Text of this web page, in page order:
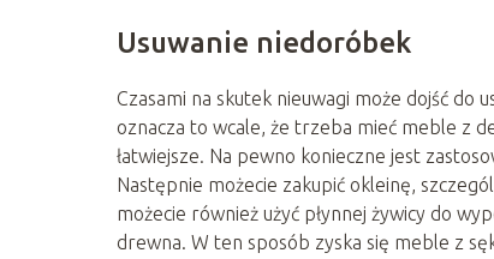
Usuwanie niedoróbek
Czasami na skutek nieuwagi może dojść do
oznacza to wcale, że trzeba mieć meble z
łatwiejsze. Na pewno konieczne jest
Następnie możecie zakupić okleinę,
możecie również użyć płynnej żywicy do
drewna. W ten sposób zyska się meble z